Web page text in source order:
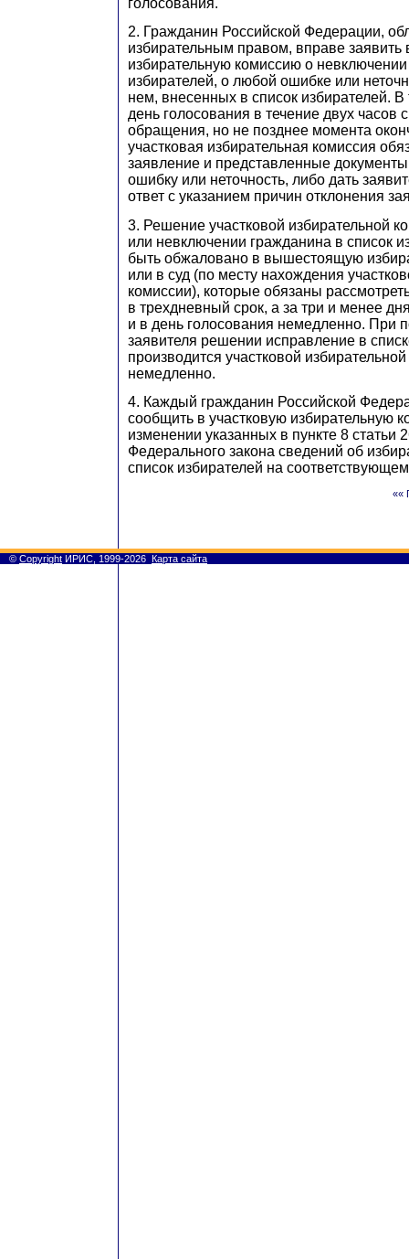
голосования.
2. Гражданин Российской Федерации,
избирательным правом, вправе заявить
избирательную комиссию о невключении
избирателей, о любой ошибке или
нем, внесенных в список избирателей. В
день голосования в течение двух часов
обращения, но не позднее момента
участковая избирательная комиссия
заявление и представленные
ошибку или неточность, либо дать
ответ с указанием причин отклонения
3. Решение участковой избирательной
или невключении гражданина в список
быть обжаловано в вышестоящую
или в суд (по месту нахождения
комиссии), которые обязаны
в трехдневный срок, а за три и менее
и в день голосования немедленно. При
заявителя решении исправление в
производится участковой
немедленно.
4. Каждый гражданин Российской
сообщить в участковую избирательную
изменении указанных в пункте 8 статьи
Федерального закона сведений об
список избирателей на соответствующем
««
© Copyright ИРИС, 1999-2026 Карта сайта